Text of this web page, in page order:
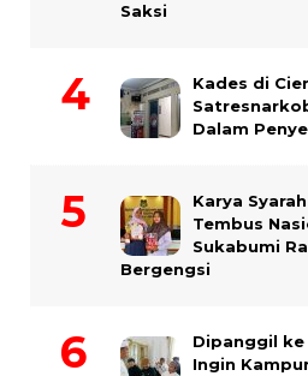
Saksi
Kades di
Dalam
Karya
Tembus
Sukabumi
Bergengsi
Dipanggil ke
Ingin